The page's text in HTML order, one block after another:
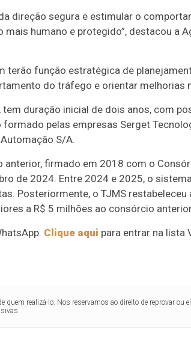
direção segura e estimular o
humano e protegido”, destacou a
terão função estratégica de
do tráfego e orientar melhorias
duração inicial de dois anos, com
pelas empresas Serget
S/A.
firmado em 2018 com o
de 2024. Entre 2024 e 2025, o
Posteriormente, o TJMS restabeleceu
a R$ 5 milhões ao consórcio
Clique aqui para entrar na lista
quem realizá-lo. Nos reservamos ao direito de reprovar ou